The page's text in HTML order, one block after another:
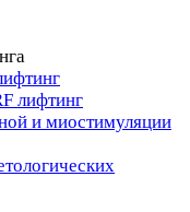
лифтинг
и миостимуляции